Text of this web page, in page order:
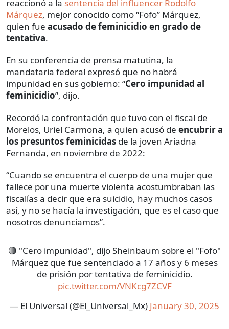
reaccionó a la sentencia del influencer Rodolfo
Márquez, mejor conocido como “Fofo” Márquez,
quien fue acusado de feminicidio en grado de
tentativa.
En su conferencia de prensa matutina, la
mandataria federal expresó que no habrá
impunidad en sus gobierno: “Cero impunidad al
feminicidio”, dijo.
Recordó la confrontación que tuvo con el fiscal de
Morelos, Uriel Carmona, a quien acusó de encubrir a
los presuntos feminicidas de la joven Ariadna
Fernanda, en noviembre de 2022:
“Cuando se encuentra el cuerpo de una mujer que
fallece por una muerte violenta acostumbraban las
fiscalías a decir que era suicidio, hay muchos casos
así, y no se hacía la investigación, que es el caso que
nosotros denunciamos”.
🔴 "Cero impunidad", dijo Sheinbaum sobre el "Fofo"
Márquez que fue sentenciado a 17 años y 6 meses
de prisión por tentativa de feminicidio.
pic.twitter.com/VNKcg7ZCVF
— El Universal (@El_Universal_Mx) January 30, 2025